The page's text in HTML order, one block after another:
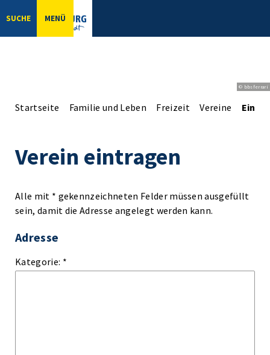
SUCHE MENÜ
© bbsferrari
Startseite Familie und Leben Freizeit Vereine
Verein eintragen
Alle mit * gekennzeichneten Felder müssen ausgefüllt
sein, damit die Adresse angelegt werden kann.
Adresse
Kategorie: *